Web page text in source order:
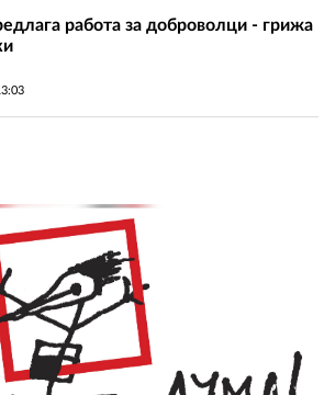
работа за доброволци - грижа